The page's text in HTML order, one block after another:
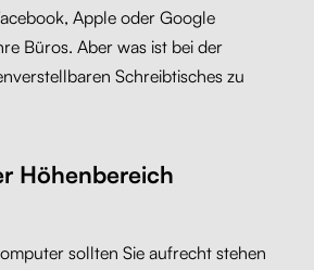
Apple oder Google
Büros. Aber was ist bei der
Schreibtisches zu
Höhenbereich
sollten Sie aufrecht stehen